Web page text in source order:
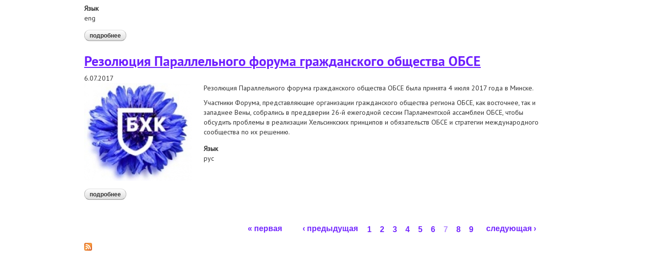
Язык
eng
подробнее о resolution of osce civil society parallel forum (document)
Резолюция Параллельного форума гражданского общества ОБСЕ
6.07.2017
Резолюция Параллельного форума гражданского общества ОБСЕ была принята 4 июля 2017 года в Минске.
Участники Форума, представляющие организации гражданского общества региона ОБСЕ, как восточнее, так и
западнее Вены, собрались в преддверии 26-й ежегодной сессии Парламентской ассамблеи ОБСЕ, чтобы
обсудить проблемы в реализации Хельсинкских принципов и обязательств ОБСЕ и стратегии международного
сообщества по их решению.
Язык
рус
подробнее о резолюция параллельного форума гражданского общества обсе
« первая ‹ предыдущая 1 2 3 4 5 6 7 8 9 следующая ›